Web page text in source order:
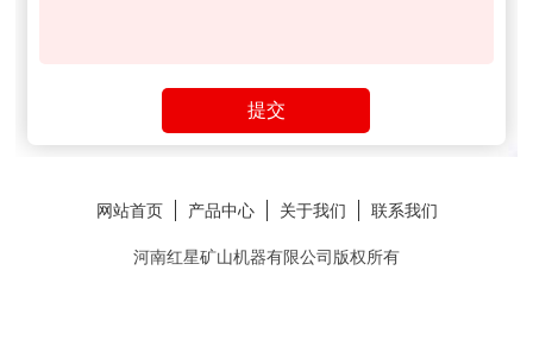
网站首页 产品中心 关于我们 联系我们
河南红星矿山机器有限公司版权所有